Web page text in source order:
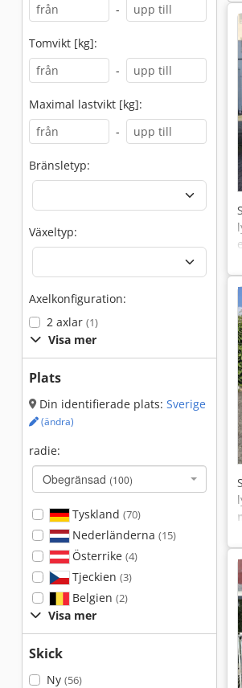
-
Tomvikt [kg]:
-
Maximal lastvikt [kg]:
-
Bränsletyp:
Växeltyp:
Axelkonfiguration:
2 axlar (1)
Visa mer
Plats
Din identifierade plats: Sverige
(ändra)
radie:
Obegränsad (100)
Tyskland (70)
Nederländerna (15)
Österrike (4)
Tjeckien (3)
Belgien (2)
Visa mer
Skick
Ny (56)